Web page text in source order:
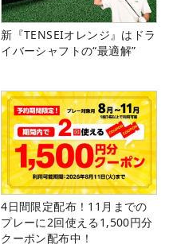
新『TENSEIオレンジ』はドラ
イバーシャフトの“最適解”
4日間限定配布！11月までの
プレーに2回使える1,500円分
クーポン配布中！